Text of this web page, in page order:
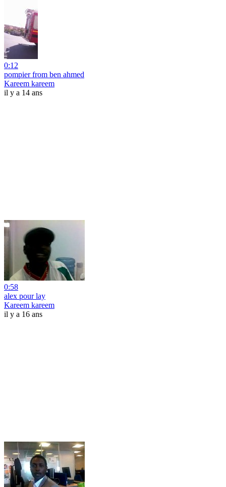
0:12
pompier from ben ahmed
Kareem kareem
il y a 14 ans
0:58
alex pour lay
Kareem kareem
il y a 16 ans